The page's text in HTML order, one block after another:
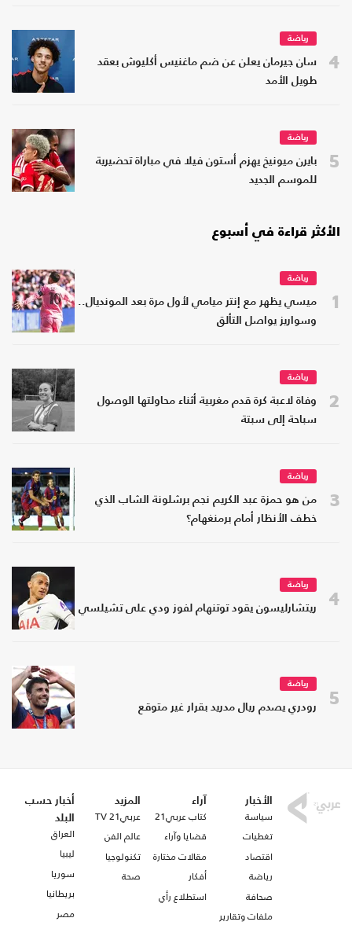
4
رياضة
سان جيرمان يعلن عن ضم ماغنيس أكليوش بعقد
طويل الأمد
5
رياضة
بايرن ميونيخ يهزم أستون فيلا في مباراة تحضيرية
للموسم الجديد
الأكثر قراءة في أسبوع
1
رياضة
ميسي يظهر مع إنتر ميامي لأول مرة بعد المونديال..
وسواريز يواصل التألق
2
رياضة
وفاة لاعبة كرة قدم مغربية أثناء محاولتها الوصول
سباحة إلى سبتة
3
رياضة
من هو حمزة عبد الكريم نجم برشلونة الشاب الذي
خطف الأنظار أمام برمنغهام؟
4
رياضة
ريتشارليسون يقود توتنهام لفوز ودي على تشيلسي
5
رياضة
رودري يصدم ريال مدريد بقرار غير متوقع
الأخبار
سياسة
تغطيات
اقتصاد
رياضة
صحافة
ملفات وتقارير
آراء
كتاب عربي21
قضايا وآراء
مقالات مختارة
أفكار
استطلاع رأي
المزيد
عربي21 TV
عالم الفن
تكنولوجيا
صحة
أخبار حسب
البلد
العراق
ليبيا
سوريا
بريطانيا
مصر